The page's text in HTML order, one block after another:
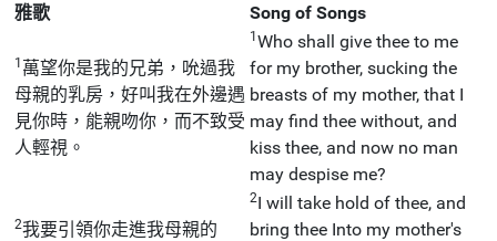
雅歌
Song of Songs
1 萬望你是我的兄弟，吮過我
母親的乳房，好叫我在外邊遇
見你時，能親吻你，而不致受
人輕視。
1Who shall give thee to me
for my brother, sucking the
breasts of my mother, that I
may find thee without, and
kiss thee, and now no man
may despise me?
2我要引領你走進我母親的
2I will take hold of thee, and
bring thee Into my mother's